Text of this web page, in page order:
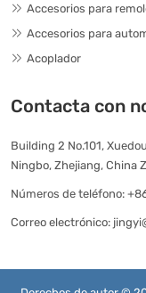
Accesorios para
Accesorios para
Acoplador
Contacta con
Building 2 No.101,
Ningbo, Zhejiang, China
Números de teléfono:
Correo electrónico: